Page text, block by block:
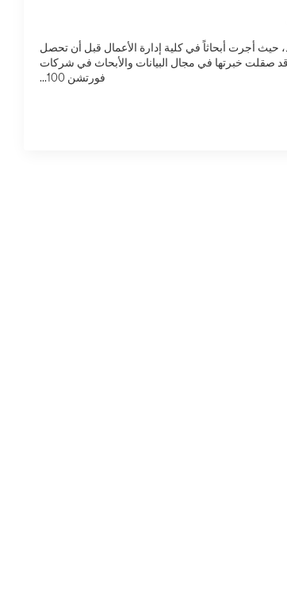
حيث أجرت أبحاثاً في كلية إدارة الأعمال قبل أن تحصل
صقلت خبرتها في مجال البيانات والأبحاث في شركات
فورتشن 100...